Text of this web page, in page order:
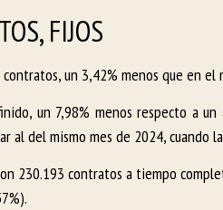
FIJOS
un 3,42% menos que en el
un 7,98% menos respecto a
al del mismo mes de 2024, cuando
230.193 contratos a tiempo